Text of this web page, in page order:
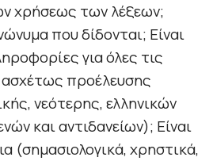
χρήσεως των λέξεων;
που δίδονται; Είναι
για όλες τις
ασχέτως προέλευσης
νεότερης, ελληνικών
και αντιδανείων); Είναι
(σημασιολογικά, χρηστικά,